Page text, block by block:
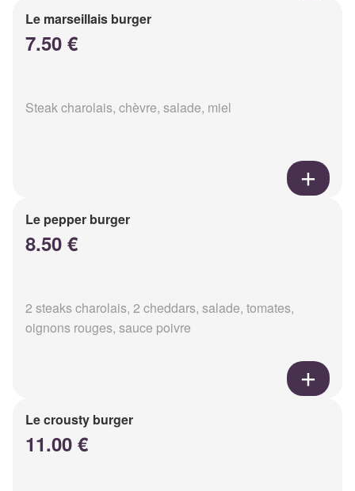
Le marseillais burger
7.50 €
Steak charolais, chèvre, salade, miel
Le pepper burger
8.50 €
2 steaks charolais, 2 cheddars, salade, tomates,
oignons rouges, sauce poivre
Le crousty burger
11.00 €